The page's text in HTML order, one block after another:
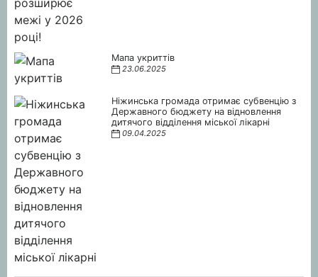
Мапа укриттів
23.06.2025
Ніжинська громада отримає субвенцію з
Державного бюджету на відновлення
дитячого відділення міської лікарні
09.04.2025